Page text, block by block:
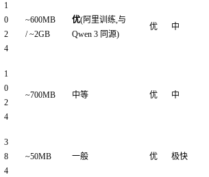
1
0
2
4
~600MB
/ ~2GB
优(阿里训练,与
Qwen 3 同源)
优 中
1
0
2
4
~700MB 中等 优 中
3
8
4
~50MB 一般 优 极快